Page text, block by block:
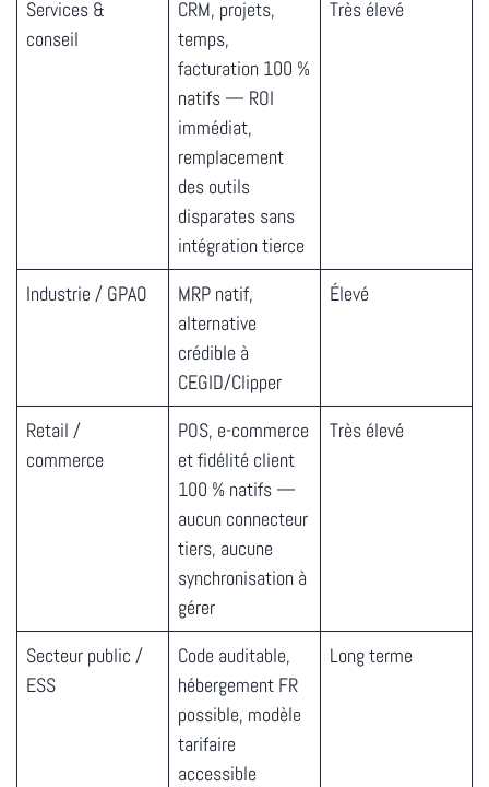
Services &
conseil
CRM, projets,
temps,
facturation 100 %
natifs — ROI
immédiat,
remplacement
des outils
disparates sans
intégration tierce
Très élevé
Industrie / GPAO
MRP natif,
alternative
crédible à
CEGID/Clipper
Élevé
Retail /
commerce
POS, e-commerce
et fidélité client
100 % natifs —
aucun connecteur
tiers, aucune
synchronisation à
gérer
Très élevé
Secteur public /
ESS
Code auditable,
hébergement FR
possible, modèle
tarifaire
accessible
Long terme